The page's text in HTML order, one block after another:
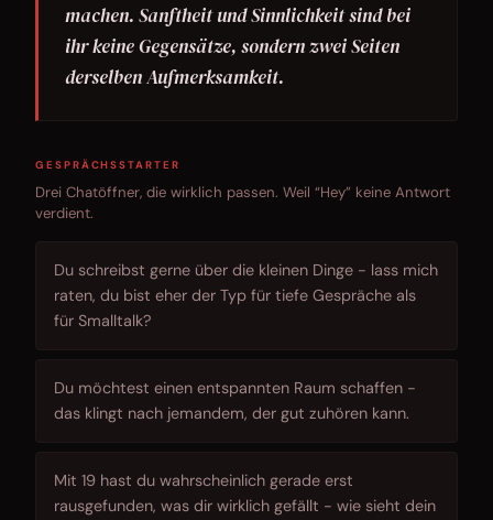
machen. Sanftheit und Sinnlichkeit sind bei
ihr keine Gegensätze, sondern zwei Seiten
derselben Aufmerksamkeit.
GESPRÄCHSSTARTER
Drei Chatöffner, die wirklich passen. Weil “Hey” keine Antwort
verdient.
Du schreibst gerne über die kleinen Dinge - lass mich
raten, du bist eher der Typ für tiefe Gespräche als
für Smalltalk?
Du möchtest einen entspannten Raum schaffen -
das klingt nach jemandem, der gut zuhören kann.
Mit 19 hast du wahrscheinlich gerade erst
rausgefunden, was dir wirklich gefällt - wie sieht dein